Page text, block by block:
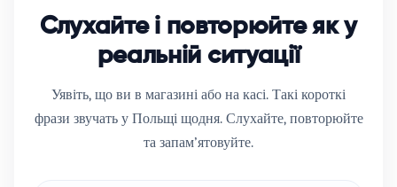
Слухайте і повторюйте як у
реальній ситуації
Уявіть, що ви в магазині або на касі. Такі короткі
фрази звучать у Польщі щодня. Слухайте, повторюйте
та запам’ятовуйте.